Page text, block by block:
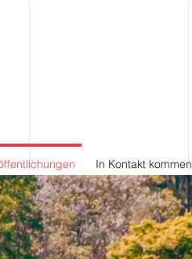
In Kontakt kommen